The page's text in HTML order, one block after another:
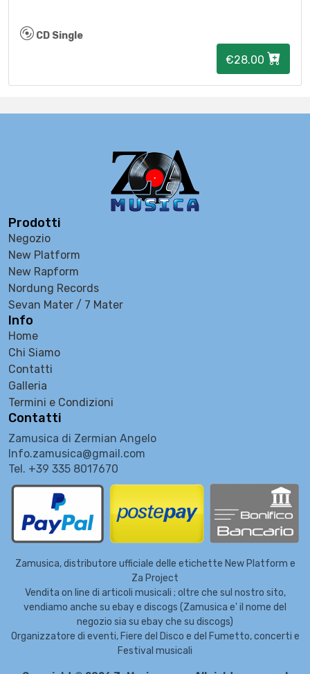
CD Single
€28.00
Prodotti
Negozio
New Platform
New Rapform
Nordung Records
Sevan Mater / 7 Mater
Info
Home
Chi Siamo
Contatti
Galleria
Termini e Condizioni
Contatti
Zamusica di Zermian Angelo
Info.zamusica@gmail.com
Tel. +39 335 8017670
Zamusica, distributore ufficiale delle etichette New Platform e
Za Project
Vendita on line di articoli musicali ; oltre che sul nostro sito,
vendiamo anche su ebay e discogs (Zamusica e' il nome del
negozio sia su ebay che su discogs)
Organizzatore di eventi, Fiere del Disco e del Fumetto, concerti e
Festival musicali